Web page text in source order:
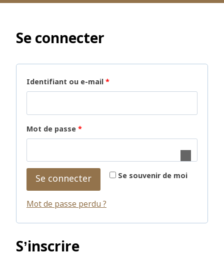
Se connecter
Identifiant ou e-mail *
Mot de passe *
Se souvenir de moi
Se connecter
Mot de passe perdu ?
S’inscrire